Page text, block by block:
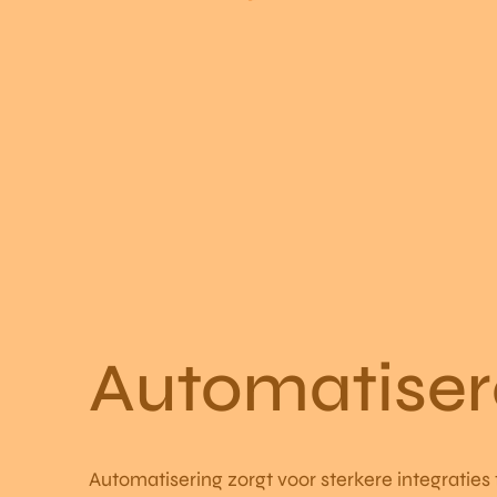
Automatisering zorgt voor sterkere integraties